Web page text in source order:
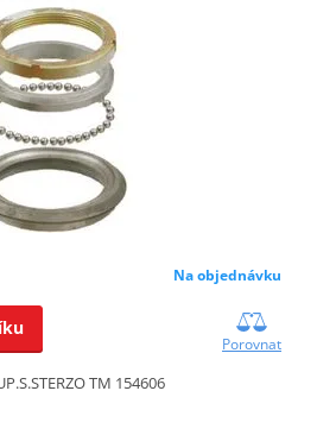
Na objednávku
Porovnat
TM 154606